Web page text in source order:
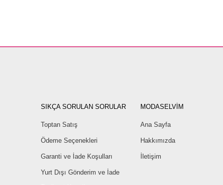
SIKÇA SORULAN SORULAR
Toptan Satış
Ödeme Seçenekleri
Garanti ve İade Koşulları
Yurt Dışı Gönderim ve İade
MODASELVİM
Ana Sayfa
Hakkımızda
İletişim